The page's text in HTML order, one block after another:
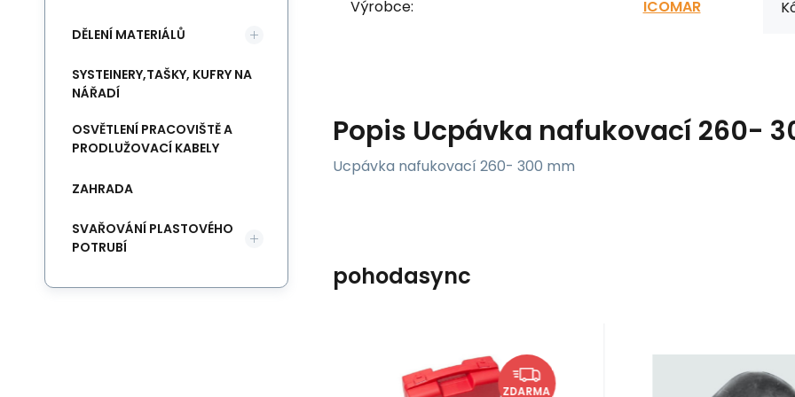
Výrobce: ICOMAR
Popis Ucpávka nafukovací 260-
Ucpávka nafukovací 260- 300 mm
pohodasync
ZDARMA
ICOMAR
Sada nafukovacích
Kód:00923.02
7 321Kč
Skladem u dodavatele
Ucpávka2 771Kč
Skladem u
DĚLENÍ MATERIÁLŮ
SYSTEINERY,TAŠKY, KUFRY NA
NÁŘADÍ
OSVĚTLENÍ PRACOVIŠTĚ A
PRODLUŽOVACÍ KABELY
ZAHRADA
SVAŘOVÁNÍ PLASTOVÉHO
POTRUBÍ